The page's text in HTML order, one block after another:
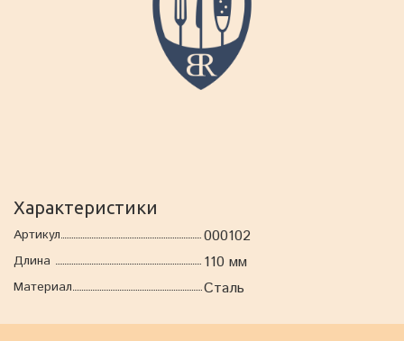
Характеристики
Артикул 000102
Длина 110 мм
Материал Сталь